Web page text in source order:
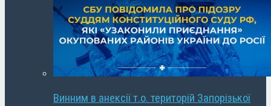
Винним в анексії т.о. територій Запорізької